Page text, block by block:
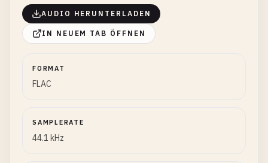
AUDIO HERUNTERLADEN
IN NEUEM TAB ÖFFNEN
FORMAT
FLAC
SAMPLERATE
44.1 kHz